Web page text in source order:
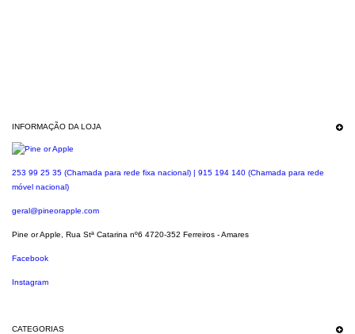
INFORMAÇÃO DA LOJA
253 99 25 35 (Chamada para rede fixa nacional) | 915 194 140 (Chamada para rede
móvel nacional)
geral@pineorapple.com
Pine or Apple, Rua Stª Catarina nº6 4720-352 Ferreiros - Amares
Facebook
Instagram
CATEGORIAS